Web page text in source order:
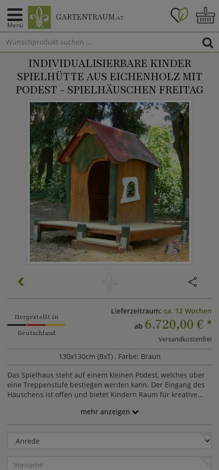
Menü
GARTENTRAUM.AT
INDIVIDUALISIERBARE KINDER
SPIELHÜTTE AUS EICHENHOLZ MIT
PODEST - SPIELHÄUSCHEN FREITAG
Hergestellt in
Deutschland
Lieferzeitraum: ca. 12 Wochen
ab 6.720,00 € *
Versandkostenfrei
130x130cm (BxT) , Farbe: Braun
Das Spielhaus steht auf einem kleinen Podest, welches über
eine Treppenstufe bestiegen werden kann. Der Eingang des
Häuschens ist offen und bietet Kindern Raum für kreative
Gummi hergestellt. Das Holzhaus kann nach Ihren Wünschen
gestaltet werden, sodass wir Ihnen sehr gern ein individuelles
Hergestellt wird das Spielhäuschen von Die Holzidee.
mehr anzeigen
Anrede
Vorname